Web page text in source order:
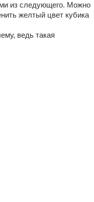
из следующего. Можно
желтый цвет кубика
ведь такая